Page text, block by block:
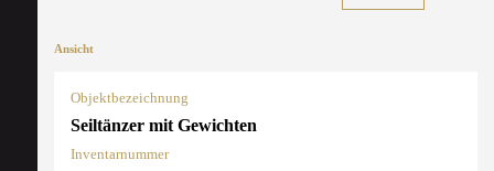
Ansicht
Objektbezeichnung
Seiltänzer mit Gewichten
Inventarnummer